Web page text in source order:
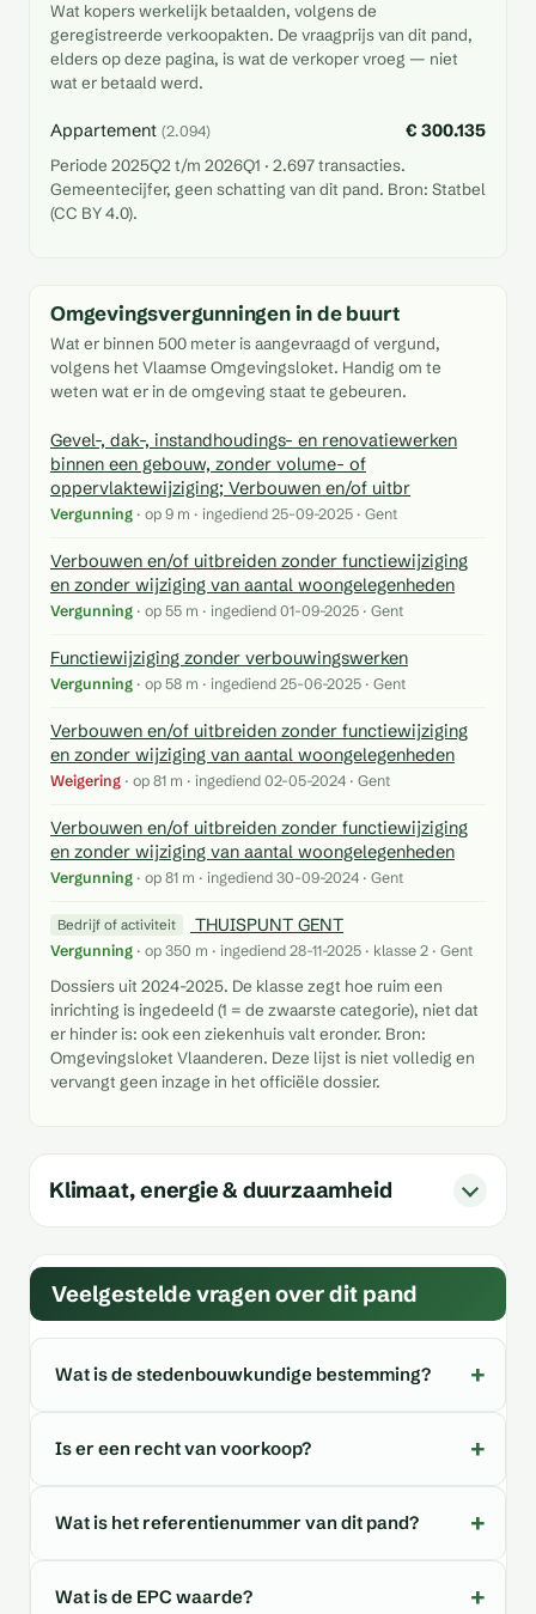
Wat kopers werkelijk betaalden, volgens de
geregistreerde verkoopakten. De vraagprijs van dit pand,
elders op deze pagina, is wat de verkoper vroeg — niet
wat er betaald werd.
Appartement (2.094) € 300.135
Periode 2025Q2 t/m 2026Q1 · 2.697 transacties.
Gemeentecijfer, geen schatting van dit pand. Bron: Statbel
(CC BY 4.0).
Omgevingsvergunningen in de buurt
Wat er binnen 500 meter is aangevraagd of vergund,
volgens het Vlaamse Omgevingsloket. Handig om te
weten wat er in de omgeving staat te gebeuren.
Gevel-, dak-, instandhoudings- en renovatiewerken
binnen een gebouw, zonder volume- of
oppervlaktewijziging; Verbouwen en/of uitbr
Vergunning · op 9 m · ingediend 25-09-2025 · Gent
Verbouwen en/of uitbreiden zonder functiewijziging
en zonder wijziging van aantal woongelegenheden
Vergunning · op 55 m · ingediend 01-09-2025 · Gent
Functiewijziging zonder verbouwingswerken
Vergunning · op 58 m · ingediend 25-06-2025 · Gent
Verbouwen en/of uitbreiden zonder functiewijziging
en zonder wijziging van aantal woongelegenheden
Weigering · op 81 m · ingediend 02-05-2024 · Gent
Verbouwen en/of uitbreiden zonder functiewijziging
en zonder wijziging van aantal woongelegenheden
Vergunning · op 81 m · ingediend 30-09-2024 · Gent
Bedrijf of activiteit THUISPUNT GENT
Vergunning · op 350 m · ingediend 28-11-2025 · klasse 2 · Gent
Dossiers uit 2024-2025. De klasse zegt hoe ruim een
inrichting is ingedeeld (1 = de zwaarste categorie), niet dat
er hinder is: ook een ziekenhuis valt eronder. Bron:
Omgevingsloket Vlaanderen. Deze lijst is niet volledig en
vervangt geen inzage in het officiële dossier.
Klimaat, energie & duurzaamheid
Veelgestelde vragen over dit pand
Wat is de stedenbouwkundige bestemming?
Is er een recht van voorkoop?
Wat is het referentienummer van dit pand?
Wat is de EPC waarde?